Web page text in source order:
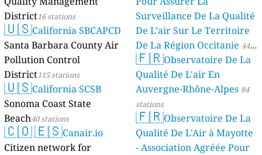
District16 stations
🇺🇸California SBCAPCD
Santa Barbara County Air
Pollution Control
District115 stations
🇺🇸California SCSB
Sonoma Coast State
Beach40 stations
🇨🇴🇪🇸Canair.io
Citizen network for
Surveillance De La Qualité
De L’air Sur Le Territoire
De La Région Occitanie 44
stations
🇫🇷Observatoire De La
Qualité De L'air En
Auvergne-Rhône-Alpes 84
stations
🇫🇷Observatoire De La
Qualité De L'Air à Mayotte
- Association Agréée Pour